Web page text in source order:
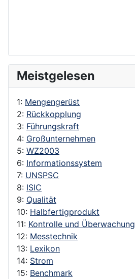
Meistgelesen
1: Mengengerüst
2: Rückkopplung
3: Führungskraft
4: Großunternehmen
5: WZ2003
6: Informationssystem
7: UNSPSC
8: ISIC
9: Qualität
10: Halbfertigprodukt
11: Kontrolle und Überwachung
12: Messtechnik
13: Lexikon
14: Strom
15: Benchmark